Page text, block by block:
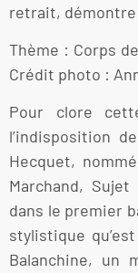
retrait, démontre
Thème : Corps
Crédit photo :
Pour clore
l’indisposition
Hecquet,
Marchand,
dans le premier
stylistique
Balanchine, un